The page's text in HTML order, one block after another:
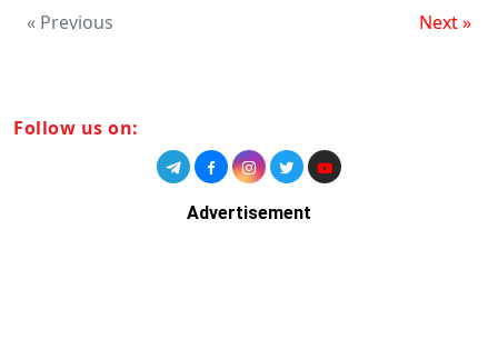
« Previous Next »
Follow us on:
Advertisement